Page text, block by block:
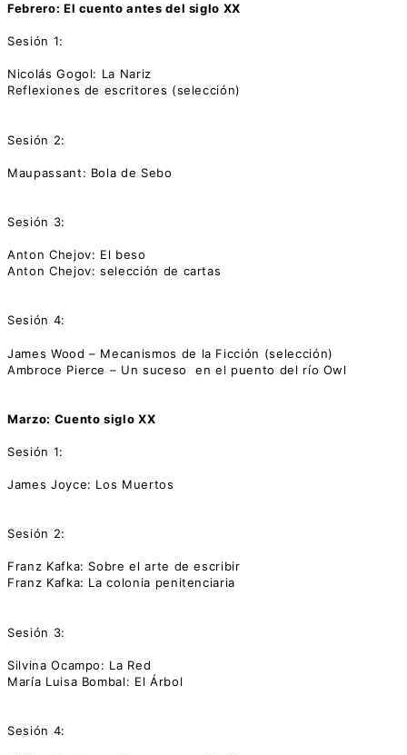
Febrero: El cuento antes del siglo XX
Sesión 1:
Nicolás Gogol: La Nariz
Reflexiones de escritores (selección)
Sesión 2:
Maupassant: Bola de Sebo
Sesión 3:
Anton Chejov: El beso
Anton Chejov: selección de cartas
Sesión 4:
James Wood – Mecanismos de la Ficción (selección)
Ambroce Pierce – Un suceso en el puento del río Owl
Marzo: Cuento siglo XX
Sesión 1:
James Joyce: Los Muertos
Sesión 2:
Franz Kafka: Sobre el arte de escribir
Franz Kafka: La colonia penitenciaria
Sesión 3:
Silvina Ocampo: La Red
María Luisa Bombal: El Árbol
Sesión 4: